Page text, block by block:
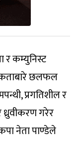
र कम्युनिस्ट
छलफल
प्रगतिशील र
ध्रुवीकरण गरेर
नेता पाण्डेले